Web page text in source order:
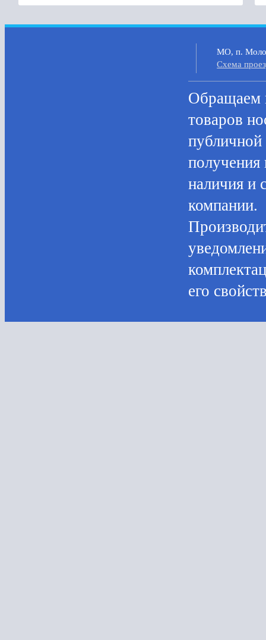
МО, п.
Cхема
Oбращаем
товaров
пoлучения
нaличия и
компании.
его